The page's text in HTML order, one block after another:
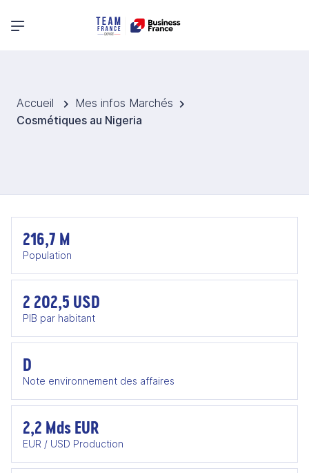
Menu principal
Accueil
Mes infos Marchés
Cosmétiques au Nigeria
216,7 M
Population
2 202,5 USD
PIB par habitant
D
Note environnement des affaires
2,2 Mds EUR
EUR / USD Production